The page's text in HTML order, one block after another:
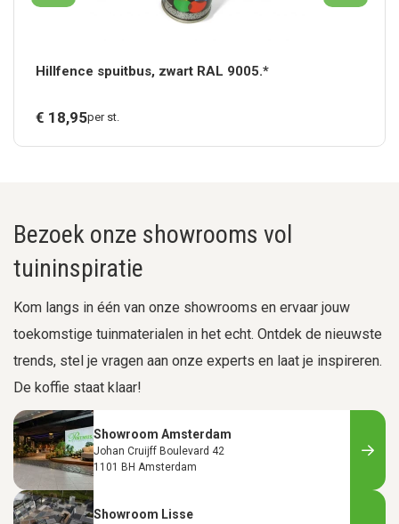
Hillfence spuitbus, zwart RAL 9005.*
€ 18,95per st.
Bezoek onze showrooms vol
tuininspiratie
Kom langs in één van onze showrooms en ervaar jouw
toekomstige tuinmaterialen in het echt. Ontdek de nieuwste
trends, stel je vragen aan onze experts en laat je inspireren.
De koffie staat klaar!
Showroom Amsterdam
Johan Cruijff Boulevard 42
1101 BH Amsterdam
Showroom Lisse